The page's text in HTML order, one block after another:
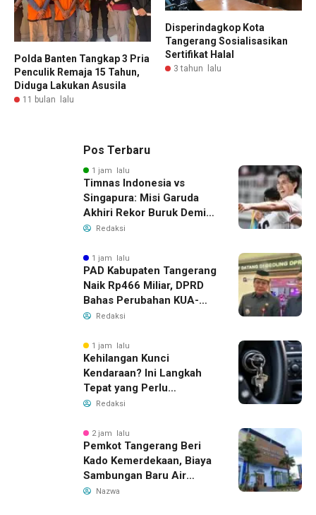
Polda Banten Tangkap 3 Pria
Penculik Remaja 15 Tahun,
Diduga Lakukan Asusila
11 bulan lalu
Disperindagkop Kota
Tangerang Sosialisasikan
Sertifikat Halal
3 tahun lalu
Pos Terbaru
1 jam lalu
Timnas Indonesia vs
Singapura: Misi Garuda
Akhiri Rekor Buruk Demi
Tiket Semifinal Piala AFF
Redaksi
1 jam lalu
PAD Kabupaten Tangerang
Naik Rp466 Miliar, DPRD
Bahas Perubahan KUA-
PPAS 2026
Redaksi
1 jam lalu
Kehilangan Kunci
Kendaraan? Ini Langkah
Tepat yang Perlu
Dilakukan
Redaksi
2 jam lalu
Pemkot Tangerang Beri
Kado Kemerdekaan, Biaya
Sambungan Baru Air
Bersih Dipangkas Jadi
Nazwa